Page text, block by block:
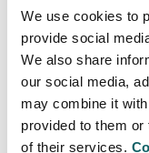
We use cookies to
provide social
We also share
our social media,
may combine it
provided to them
of their services.
Aprenderás a
para planificar